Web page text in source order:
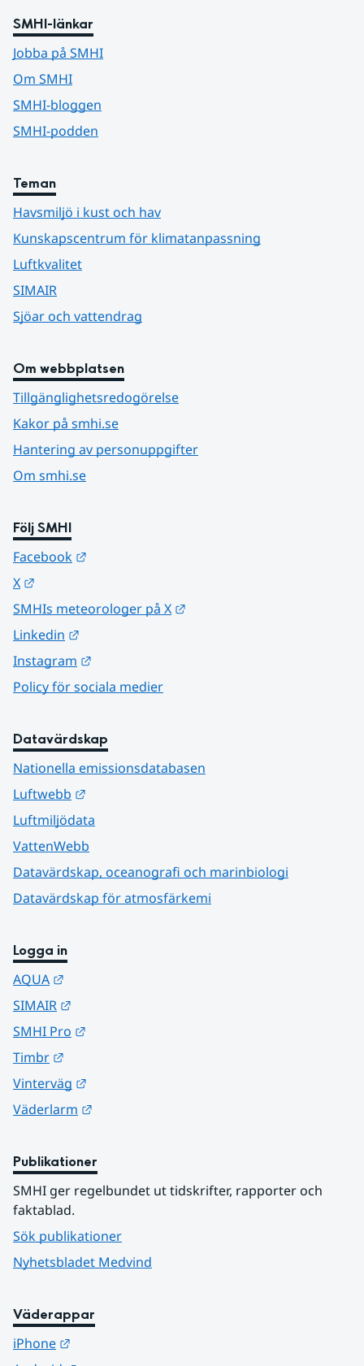
SMHI-länkar
Jobba på SMHI
Om SMHI
SMHI-bloggen
SMHI-podden
Teman
Havsmiljö i kust och hav
Kunskapscentrum för klimatanpassning
Luftkvalitet
SIMAIR
Sjöar och vattendrag
Om webbplatsen
Tillgänglighetsredogörelse
Kakor på smhi.se
Hantering av personuppgifter
Om smhi.se
Följ SMHI
Facebook
X
SMHIs meteorologer på X
Linkedin
Instagram
Policy för sociala medier
Datavärdskap
Nationella emissionsdatabasen
Luftwebb
Luftmiljödata
VattenWebb
Datavärdskap, oceanografi och marinbiologi
Datavärdskap för atmosfärkemi
Logga in
AQUA
SIMAIR
SMHI Pro
Timbr
Vinterväg
Väderlarm
Publikationer
SMHI ger regelbundet ut tidskrifter, rapporter och
faktablad.
Sök publikationer
Nyhetsbladet Medvind
Väderappar
iPhone